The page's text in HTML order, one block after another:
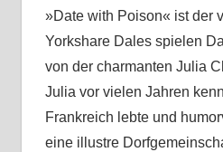
»Date with Poison« ist der
Yorkshare Dales spielen
von der charmanten Julia
Julia vor vielen Jahren
Frankreich lebte und
eine illustre